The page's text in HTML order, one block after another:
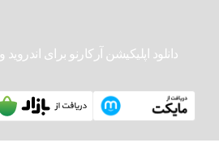
دانلود اپلیکیشن آرکارنو برای اندروید و iOS